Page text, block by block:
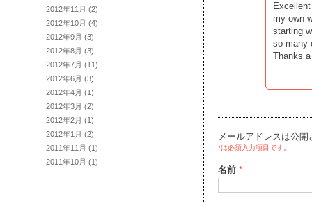
2012年11月 (2)
2012年10月 (4)
2012年9月 (3)
2012年8月 (3)
2012年7月 (11)
2012年6月 (3)
2012年4月 (1)
2012年3月 (2)
2012年2月 (1)
2012年1月 (2)
2011年11月 (1)
2011年10月 (1)
my own
starting
so many
Thanks
メールアドレスは公開
*は必須入力項目です。
名前 *